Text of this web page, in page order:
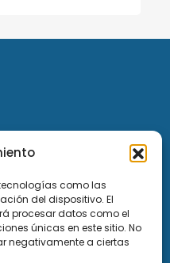
como las
del dispositivo. El
procesar datos como el
únicas en este sitio. No
negativamente a ciertas